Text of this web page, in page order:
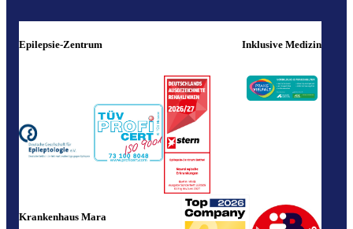
Epilepsie-Zentrum Inklusive Medizin
Krankenhaus Mara